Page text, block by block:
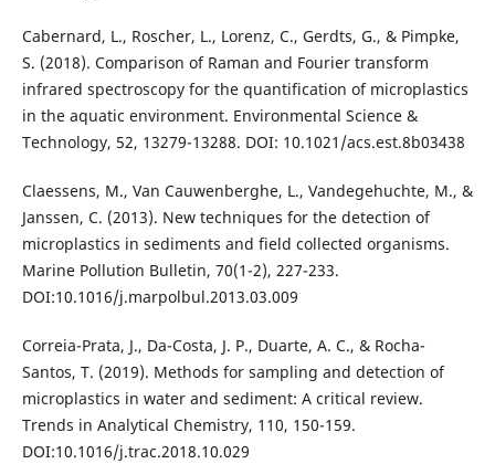
Cabernard, L., Roscher, L., Lorenz, C., Gerdts, G., & Pimpke,
S. (2018). Comparison of Raman and Fourier transform
infrared spectroscopy for the quantification of microplastics
in the aquatic environment. Environmental Science &
Technology, 52, 13279-13288. DOI: 10.1021/acs.est.8b03438
Claessens, M., Van Cauwenberghe, L., Vandegehuchte, M., &
Janssen, C. (2013). New techniques for the detection of
microplastics in sediments and field collected organisms.
Marine Pollution Bulletin, 70(1-2), 227-233.
DOI:10.1016/j.marpolbul.2013.03.009
Correia-Prata, J., Da-Costa, J. P., Duarte, A. C., & Rocha-
Santos, T. (2019). Methods for sampling and detection of
microplastics in water and sediment: A critical review.
Trends in Analytical Chemistry, 110, 150-159.
DOI:10.1016/j.trac.2018.10.029